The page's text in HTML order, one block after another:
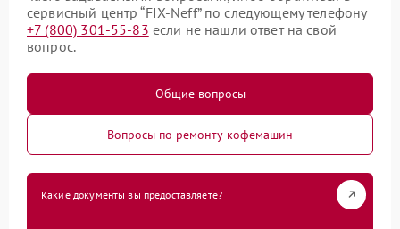
сервисный центр “FIX-Neff” по следующему телефону
+7 (800) 301-55-83 если не нашли ответ на свой
вопрос.
Общие вопросы
Вопросы по ремонту кофемашин
Какие документы вы предоставляете?